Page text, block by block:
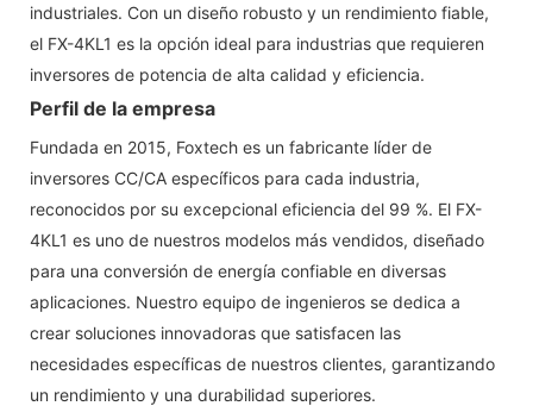
industriales. Con un diseño robusto y un rendimiento fiable,
el FX-4KL1 es la opción ideal para industrias que requieren
inversores de potencia de alta calidad y eficiencia.
Perfil de la empresa
Fundada en 2015, Foxtech es un fabricante líder de
inversores CC/CA específicos para cada industria,
reconocidos por su excepcional eficiencia del 99 %. El FX-
4KL1 es uno de nuestros modelos más vendidos, diseñado
para una conversión de energía confiable en diversas
aplicaciones. Nuestro equipo de ingenieros se dedica a
crear soluciones innovadoras que satisfacen las
necesidades específicas de nuestros clientes, garantizando
un rendimiento y una durabilidad superiores.